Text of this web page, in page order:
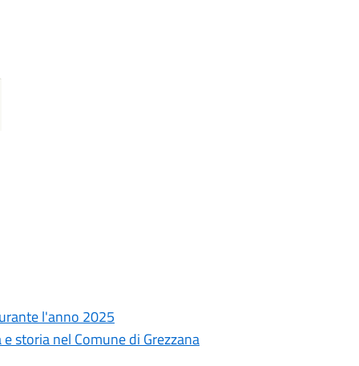
l'anno 2025
storia nel Comune di Grezzana